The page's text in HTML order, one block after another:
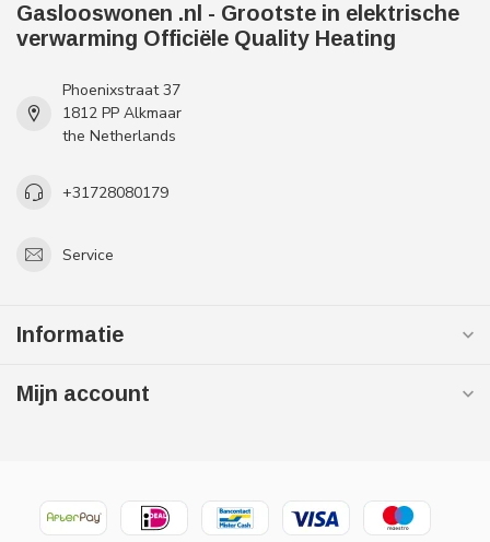
Gaslooswonen .nl - Grootste in elektrische
verwarming Officiële Quality Heating
Phoenixstraat 37
1812 PP Alkmaar
the Netherlands
+31728080179
Service
Informatie
Mijn account